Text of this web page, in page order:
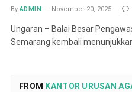
By ADMIN November 20, 2025
Ungaran – Balai Besar
Semarang kembali
FROM KANTOR URUSAN